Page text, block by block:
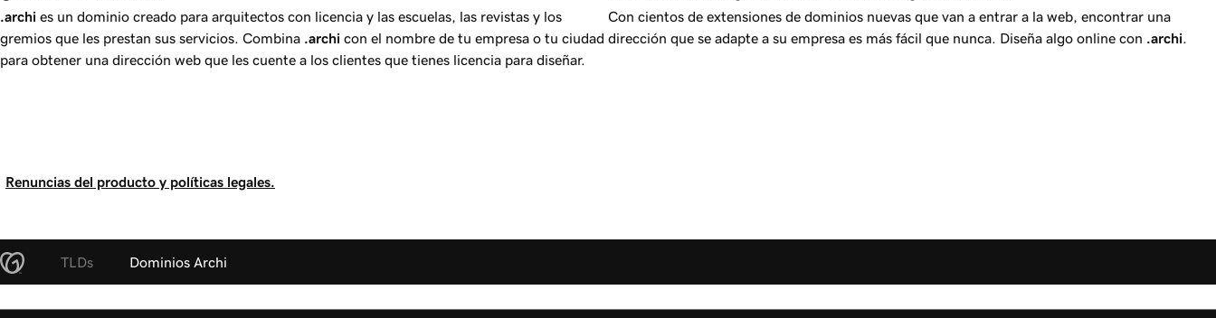
.archi es un dominio creado para arquitectos con licencia y las escuelas, las revistas y los
gremios que les prestan sus servicios. Combina .archi con el nombre de tu empresa o tu ciudad
para obtener una dirección web que les cuente a los clientes que tienes licencia para diseñar.
Con cientos de extensiones de dominios nuevas que van a entrar a la web, encontrar una
dirección que se adapte a su empresa es más fácil que nunca. Diseña algo online con .archi
Renuncias del producto y políticas legales.
TLDs Dominios Archi